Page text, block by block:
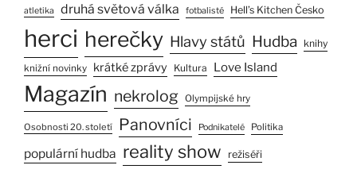
atletika druhá světová válka fotbalisté Hell’s Kitchen Česko
herci herečky Hlavy států Hudba knihy
knižní novinky krátké zprávy Kultura Love Island
Magazín nekrolog Olympijské hry
Osobnosti 20. století Panovníci Podnikatelé Politika
populární hudba reality show režiséři